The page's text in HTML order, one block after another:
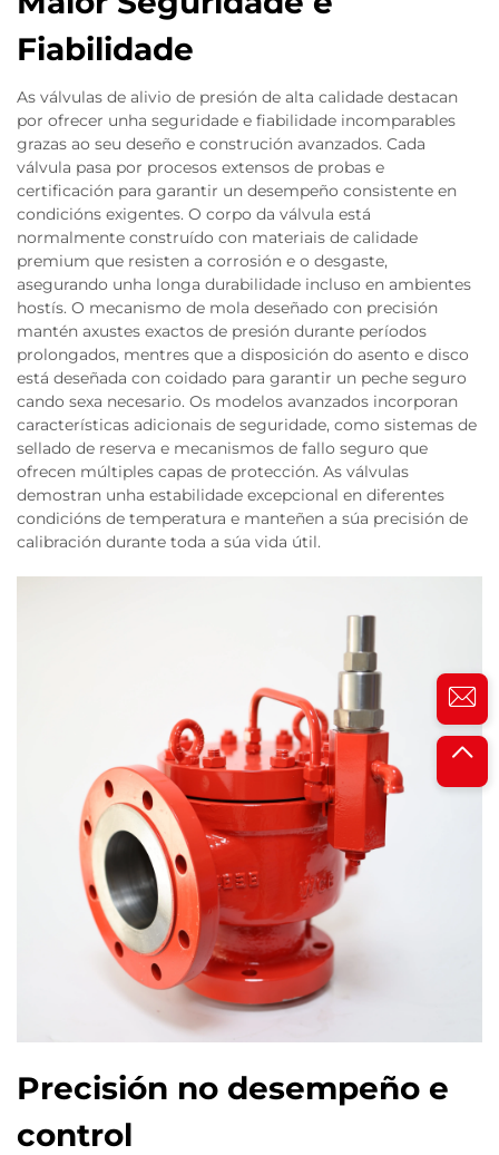
Fiabilidade
As válvulas de alivio de presión de alta calidade destacan
por ofrecer unha seguridade e fiabilidade incomparables
grazas ao seu deseño e construción avanzados. Cada
válvula pasa por procesos extensos de probas e
certificación para garantir un desempeño consistente en
condicións exigentes. O corpo da válvula está
normalmente construído con materiais de calidade
premium que resisten a corrosión e o desgaste,
asegurando unha longa durabilidade incluso en ambientes
hostís. O mecanismo de mola deseñado con precisión
mantén axustes exactos de presión durante períodos
prolongados, mentres que a disposición do asento e disco
está deseñada con coidado para garantir un peche seguro
cando sexa necesario. Os modelos avanzados incorporan
características adicionais de seguridade, como sistemas de
sellado de reserva e mecanismos de fallo seguro que
ofrecen múltiples capas de protección. As válvulas
demostran unha estabilidade excepcional en diferentes
condicións de temperatura e manteñen a súa precisión de
calibración durante toda a súa vida útil.
Precisión no desempeño e
control